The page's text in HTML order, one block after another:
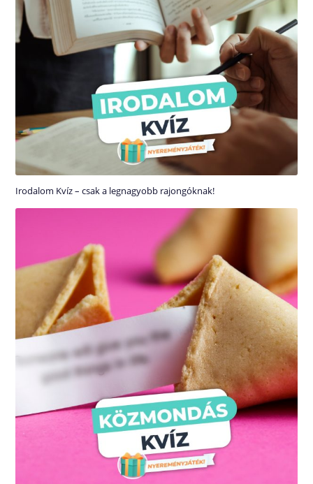
Irodalom Kvíz – csak a legnagyobb rajongóknak!